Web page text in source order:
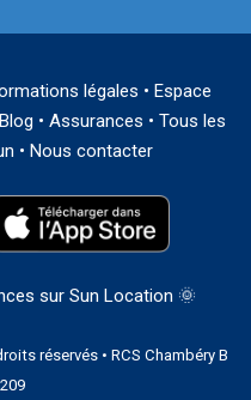
légales • Espace
Blog • Assurances • Tous les
• Nous contacter
sur Sun Location 🌞
réservés • RCS Chambéry B